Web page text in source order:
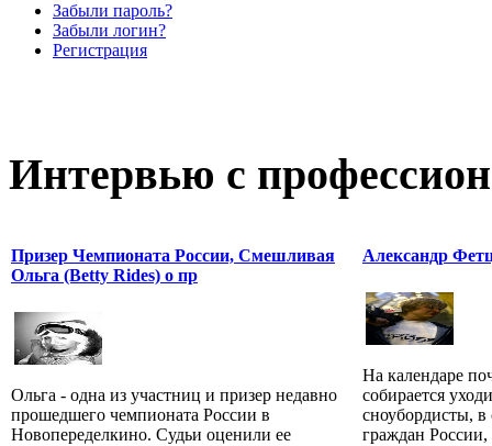
Забыли пароль?
Забыли логин?
Регистрация
Интервью с
Призер Чемпионата России, Смешливая
Ольга (Betty Rides) о пр
Ольга - одна из участниц и призер недавно
прошедшего чемпионата России в
Новопеределкино. Судьи оценили ее
Александр
На календаре
собирается
сноубордисты, в
граждан